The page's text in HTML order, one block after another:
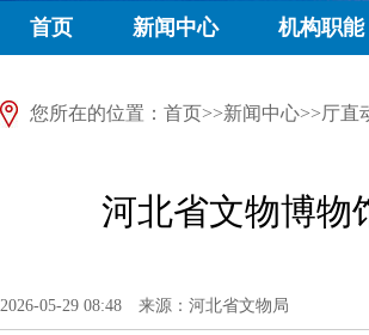
首页 新闻中心 机构职能
您所在的位置： 首页>>新闻中心>>厅直
河北省文物博物
2026-05-29 08:48 来源：河北省文物局